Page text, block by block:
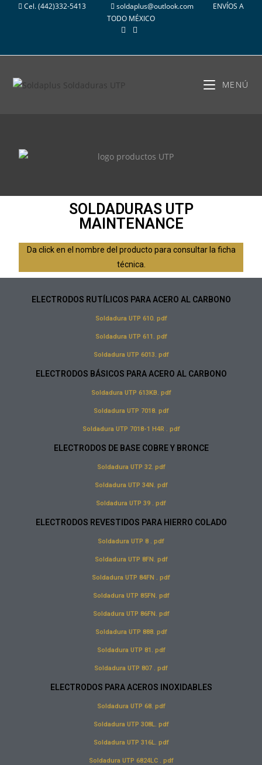
Cel.(442)332-5413 soldaplus@outlook.com
ENVÍOS A
TODO MÉXICO
MENÚ
SOLDADURAS UTP
MAINTENANCE
Da click en el nombre del producto para consultar la ficha
técnica.
ELECTRODOS RUTÍLICOS PARA ACERO AL CARBONO
Soldadura UTP 610. pdf
Soldadura UTP 611. pdf
Soldadura UTP 6013. pdf
ELECTRODOS BÁSICOS PARA ACERO AL CARBONO
Soldadura UTP 613KB. pdf
Soldadura UTP 7018. pdf
Soldadura UTP 7018-1 H4R . pdf
ELECTRODOS DE BASE COBRE Y BRONCE
Soldadura UTP 32. pdf
Soldadura UTP 34N. pdf
Soldadura UTP 39 . pdf
ELECTRODOS REVESTIDOS PARA HIERRO COLADO
Soldadura UTP 8 . pdf
Soldadura UTP 8FN. pdf
Soldadura UTP 84FN . pdf
Soldadura UTP 85FN. pdf
Soldadura UTP 86FN. pdf
Soldadura UTP 888. pdf
Soldadura UTP 81. pdf
Soldadura UTP 807 . pdf
ELECTRODOS PARA ACEROS INOXIDABLES
Soldadura UTP 68. pdf
Soldadura UTP 308L. pdf
Soldadura UTP 316L. pdf
Soldadura UTP 6824LC . pdf